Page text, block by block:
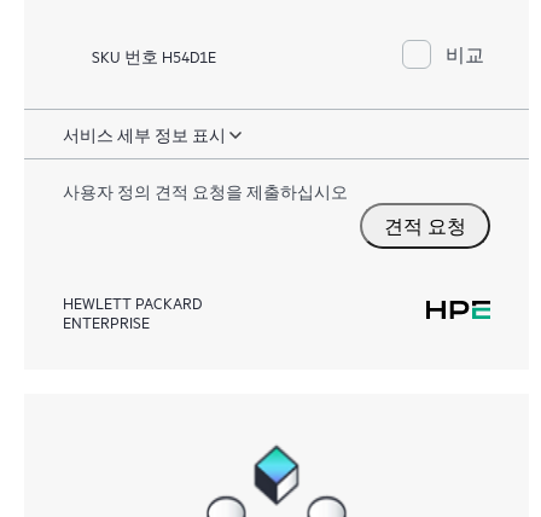
SKU 번호 H54D1E 비교
서비스 세부 정보 표시
사용자 정의 견적 요청을 제출하십시오
견적 요청
HEWLETT PACKARD
ENTERPRISE